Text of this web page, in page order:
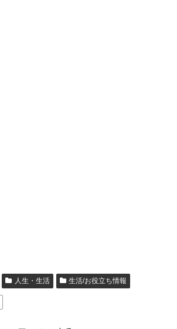
人生・生活 生活/お役立ち情報